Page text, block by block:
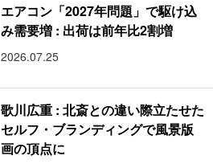
エアコン「2027年問題」で駆け込
み需要増 : 出荷は前年比2割増
2026.07.25
歌川広重 : 北斎との違い際立たせた
セルフ・ブランディングで風景版
画の頂点に